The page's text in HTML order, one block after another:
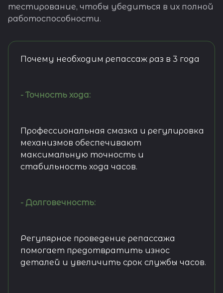
тестирование, чтобы убедиться в их полной
работоспособности.
Почему необходим репассаж раз в 3 года
- Точность хода:
Профессиональная смазка и регулировка
механизмов обеспечивают
максимальную точность и
стабильность хода часов.
- Долговечность:
Регулярное проведение репассажа
помогает предотвратить износ
деталей и увеличить срок службы часов.